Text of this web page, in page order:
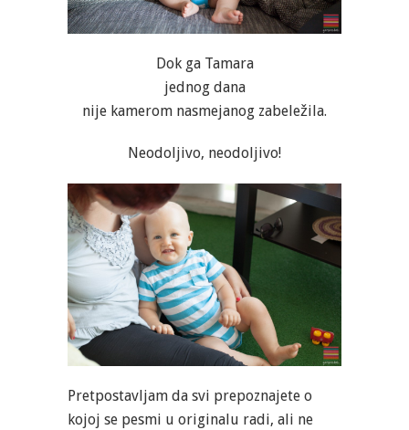
Dok ga Tamara
jednog dana
nije kamerom nasmejanog zabeležila.
Neodoljivo, neodoljivo!
Pretpostavljam da svi prepoznajete o
kojoj se pesmi u originalu radi, ali ne